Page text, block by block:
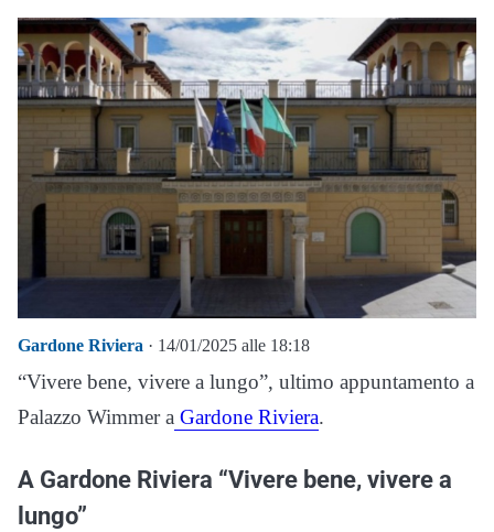
Gardone Riviera · 14/01/2025 alle 18:18
“Vivere bene, vivere a lungo”, ultimo appuntamento a
Palazzo Wimmer a Gardone Riviera.
A Gardone Riviera “Vivere bene, vivere a
lungo”